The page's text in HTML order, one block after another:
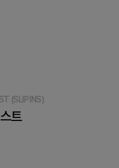
(SLIP INS)
트